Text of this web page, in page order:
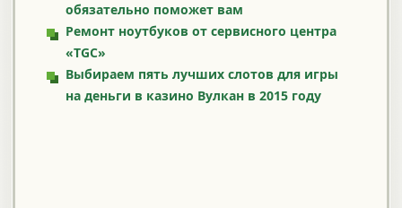
обязательно поможет вам
Ремонт ноутбуков от сервисного центра
«TGC»
Выбираем пять лучших слотов для игры
на деньги в казино Вулкан в 2015 году